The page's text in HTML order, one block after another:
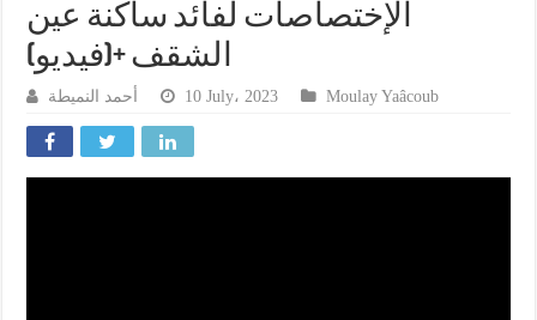
الإختصاصات لفائد ساكنة عين
الشقف +(فيديو)
أحمد النميطة 10 July، 2023 Moulay Yaâcoub